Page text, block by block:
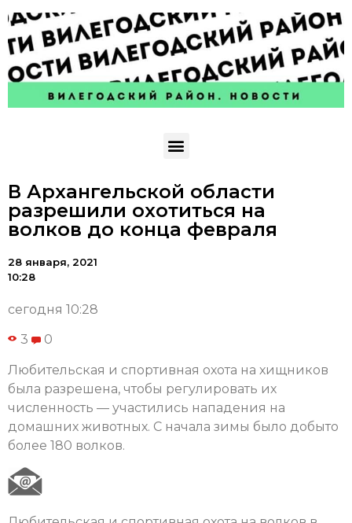
В Архангельской области
разрешили охотиться на
волков до конца февраля
28 января, 2021
10:28
сегодня 10:28
3 0
Любительская и спортивная охота на хищников
была разрешена, чтобы регулировать их
численность — участились нападения на
домашних животных. С начала зимы было добыто
более 180 волков.